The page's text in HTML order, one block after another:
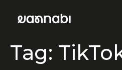
Tag: